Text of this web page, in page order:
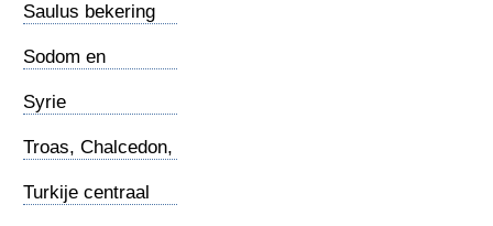
Saulus bekering
Sodom en
Syrie
Troas, Chalcedon,
Turkije centraal